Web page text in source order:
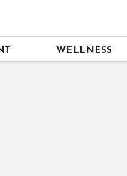
WELLNESS